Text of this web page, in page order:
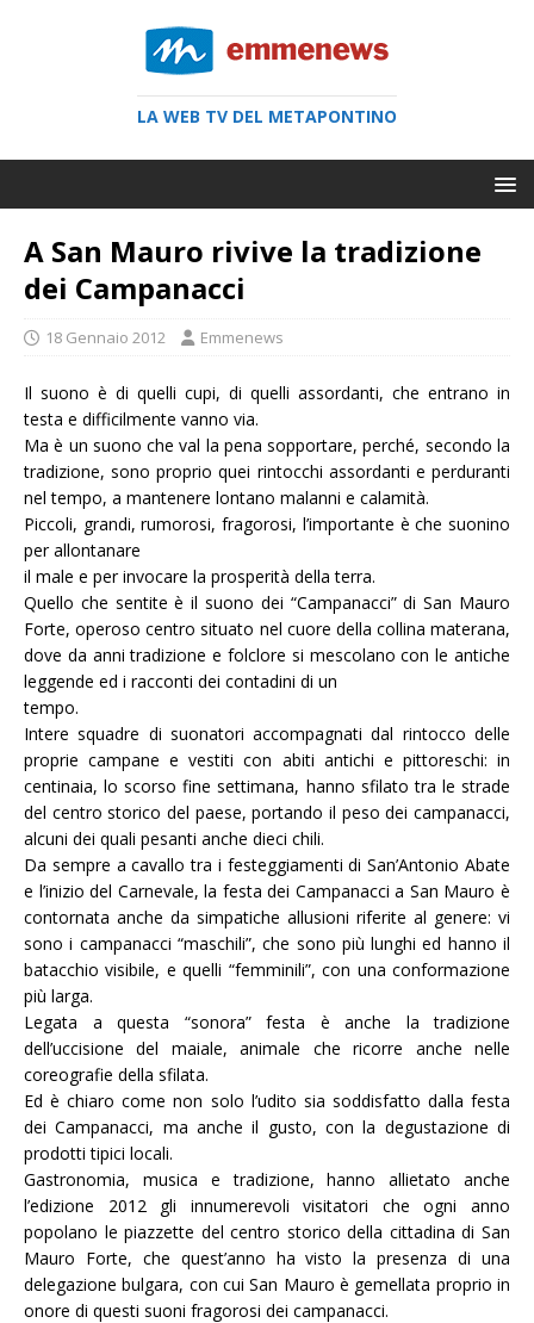
LA WEB TV DEL METAPONTINO
A San Mauro rivive la tradizione
dei Campanacci
18 Gennaio 2012 Emmenews
Il suono è di quelli cupi, di quelli assordanti, che entrano in
testa e difficilmente vanno via.
Ma è un suono che val la pena sopportare, perché, secondo la
tradizione, sono proprio quei rintocchi assordanti e perduranti
nel tempo, a mantenere lontano malanni e calamità.
Piccoli, grandi, rumorosi, fragorosi, l’importante è che suonino
per allontanare
il male e per invocare la prosperità della terra.
Quello che sentite è il suono dei “Campanacci” di San Mauro
Forte, operoso centro situato nel cuore della collina materana,
dove da anni tradizione e folclore si mescolano con le antiche
leggende ed i racconti dei contadini di un
tempo.
Intere squadre di suonatori accompagnati dal rintocco delle
proprie campane e vestiti con abiti antichi e pittoreschi: in
centinaia, lo scorso fine settimana, hanno sfilato tra le strade
del centro storico del paese, portando il peso dei campanacci,
alcuni dei quali pesanti anche dieci chili.
Da sempre a cavallo tra i festeggiamenti di San’Antonio Abate
e l’inizio del Carnevale, la festa dei Campanacci a San Mauro è
contornata anche da simpatiche allusioni riferite al genere: vi
sono i campanacci “maschili”, che sono più lunghi ed hanno il
batacchio visibile, e quelli “femminili”, con una conformazione
più larga.
Legata a questa “sonora” festa è anche la tradizione
dell’uccisione del maiale, animale che ricorre anche nelle
coreografie della sfilata.
Ed è chiaro come non solo l’udito sia soddisfatto dalla festa
dei Campanacci, ma anche il gusto, con la degustazione di
prodotti tipici locali.
Gastronomia, musica e tradizione, hanno allietato anche
l’edizione 2012 gli innumerevoli visitatori che ogni anno
popolano le piazzette del centro storico della cittadina di San
Mauro Forte, che quest’anno ha visto la presenza di una
delegazione bulgara, con cui San Mauro è gemellata proprio in
onore di questi suoni fragorosi dei campanacci.